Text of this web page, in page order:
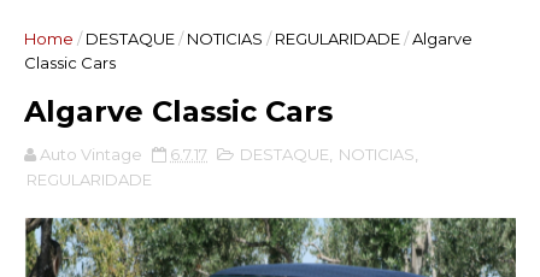
Home / DESTAQUE/ NOTICIAS / REGULARIDADE/Algarve
Classic Cars
Algarve Classic Cars
Auto Vintage 6.7.17 DESTAQUE NOTICIAS
REGULARIDADE